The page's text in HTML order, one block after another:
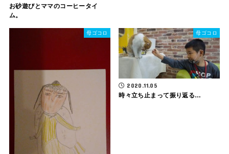
お砂遊びとママのコーヒータイ
ム。
母ゴコロ 母ゴコロ
2020.11.05
時々立ち止まって振り返る…